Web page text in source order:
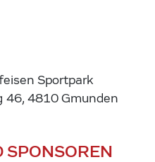
Sportpark
46, 4810 Gmunden
SPONSOREN